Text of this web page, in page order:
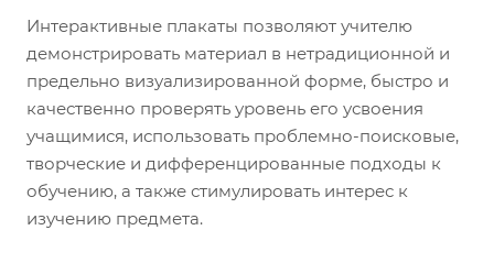
Интерактивные плакаты позволяют учителю
демонстрировать материал в нетрадиционной и
предельно визуализированной форме, быстро и
качественно проверять уровень его усвоения
учащимися, использовать проблемно-поисковые,
творческие и дифференцированные подходы к
обучению, а также стимулировать интерес к
изучению предмета.